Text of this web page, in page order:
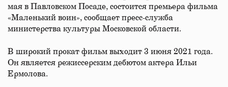
мая в Павловском Посаде, состоится премьера фильма
«Маленький воин», сообщает пресс-служба
министерства культуры Московской области.
В широкий прокат фильм выходит 3 июня 2021 года.
Он является режиссерским дебютом актера Ильи
Ермолова.